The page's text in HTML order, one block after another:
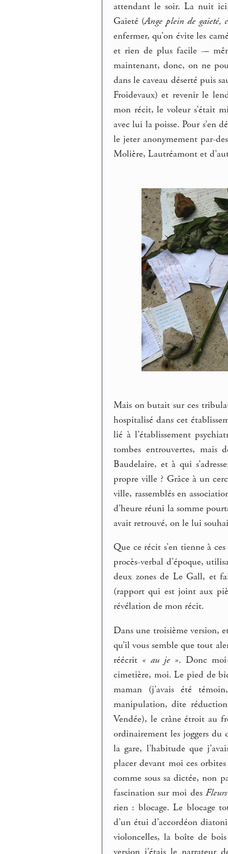
attendant le soir. La nuit
Gaieté (Ange plein de gaieté,
enfermer, qu’on évite les
et rien de plus facile -–
maintenant, donc, on ne
dans le caveau déserté puis
Froidevaux) et revenir le
mon récit, le voleur s’était
avec lui la poisse. Pour s’en
le jeter anonymement par-
Molière, Lautréamont et
Mais on butait sur ces
hospitalisé dans cet
lié à l’établissement
tombes entrouvertes, mais
Baudelaire, et à qui
propre ville ? Grâce à un
ville, rassemblés en
d’heure réuni la somme
avait retrouvé, on le lui
Que ce récit s’en tienne à
procès-verbal d’époque,
deux zones de Le Gall, et
(rapport qui est joint aux
révélation de mon récit.
Dans une troisième version,
qu’il vous semble que tout
réécrit « au je ». Donc
cimetière, moi. Le pied de
maman (j’avais été
manipulation, dite
Vendée), le crâne étroit au
ordinairement les joggers du
la gare, l’habitude que
placer devant moi ces
comme sous sa dictée, non
fascination sur moi des
rien : blocage. Le blocage
d’un étui d’accordéon
violoncelles, la boîte de